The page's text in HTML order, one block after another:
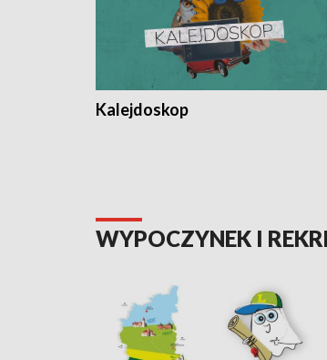
Kalejdoskop
WYPOCZYNEK I